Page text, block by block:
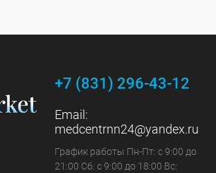
+7 (831) 296-43-12
Email:
medcentrnn24@yandex.ru
График работы Пн-Пт: с 9:00 до
21:00 Сб: с 9:00 до 18:00 Вс: